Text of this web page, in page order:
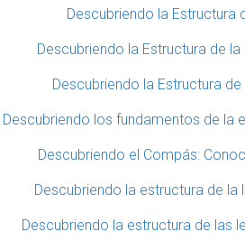
Descubriendo la Estructura
Descubriendo la Estructura de
Descubriendo la Estructura
Descubriendo los fundamentos de la
Descubriendo el Compás:
Descubriendo la estructura de la
Descubriendo la estructura de las